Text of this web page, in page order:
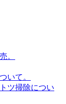
。
いて。
ツ掃除につい